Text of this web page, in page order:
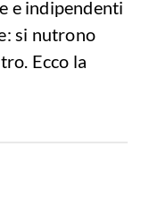
e indipendenti
si nutrono
Ecco la